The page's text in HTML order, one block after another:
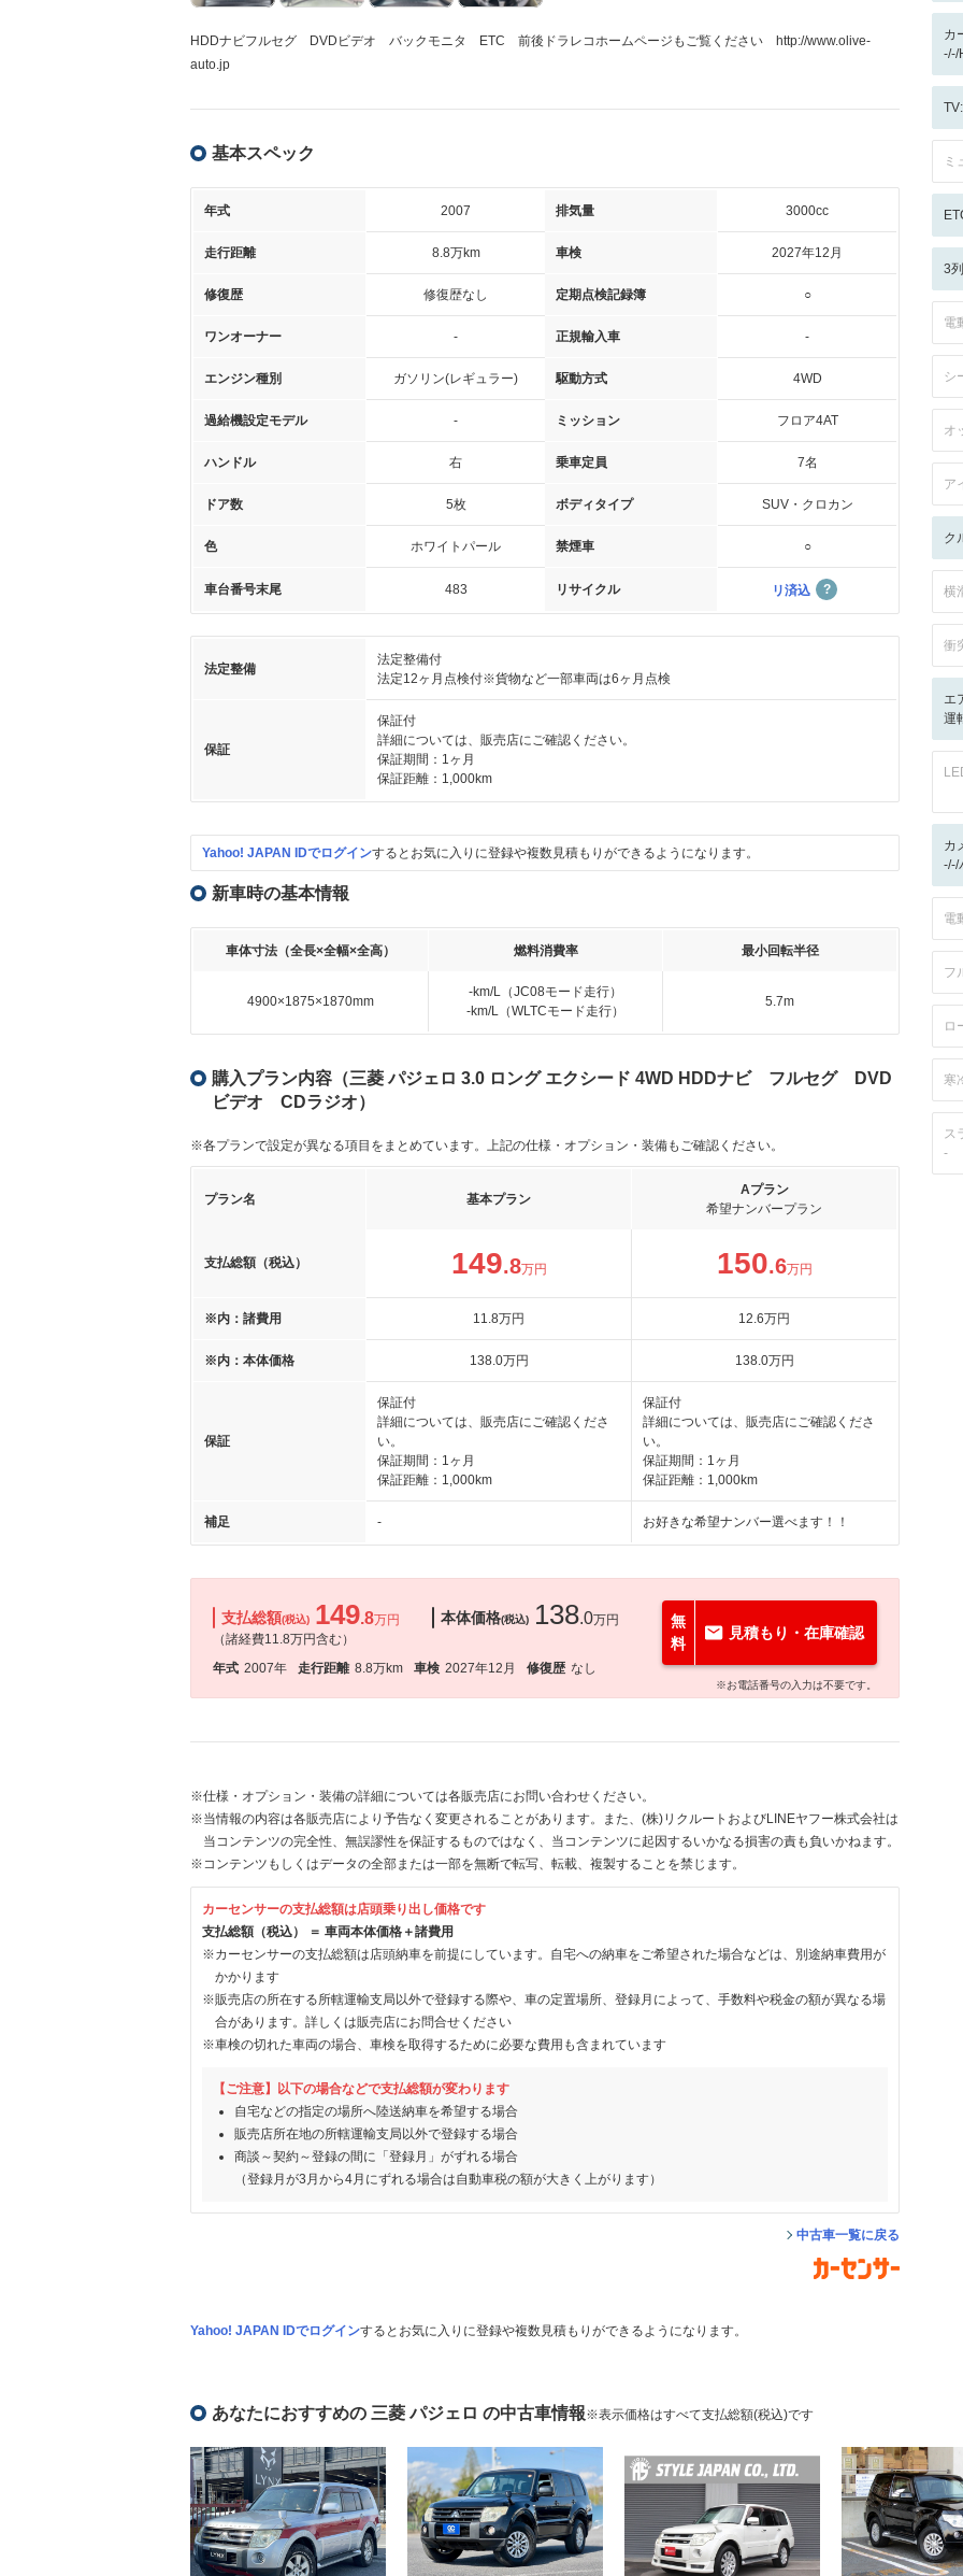
HDDナビフルセグ DVDビデオ バックモニタ ETC 前後ドラレコホームページもご覧ください http://www.olive-
auto.jp
基本スペック
年式 2007 排気量 3000cc
走行距離 8.8万km 車検 2027年12月
修復歴 修復歴なし 定期点検記録簿 ○
ワンオーナー - 正規輸入車 -
エンジン種別 ガソリン(レギュラー) 駆動方式 4WD
過給機設定モデル - ミッション フロア4AT
ハンドル 右 乗車定員 7名
ドア数 5枚 ボディタイプ SUV・クロカン
色 ホワイトパール 禁煙車 ○
車台番号末尾 483 リサイクル リ済込
法定整備
法定整備付
法定12ヶ月点検付※貨物など一部車両は6ヶ月点検
保証
保証付
詳細については、販売店にご確認ください。
保証期間：1ヶ月
保証距離：1,000km
Yahoo! JAPAN IDでログインするとお気に入りに登録や複数見積もりができるようになります。
新車時の基本情報
車体寸法（全長×全幅×全高） 燃料消費率 最小回転半径
4900×1875×1870mm
-km/L（JC08モード走行）
-km/L（WLTCモード走行）
5.7m
購入プラン内容（三菱 パジェロ 3.0 ロング エクシード 4WD HDDナビ フルセグ DVD
ビデオ CDラジオ）
※各プランで設定が異なる項目をまとめています。上記の仕様・オプション・装備もご確認ください。
プラン名 基本プラン
Aプラン
希望ナンバープラン
支払総額（税込） 149.8万円 150.6万円
※内：諸費用 11.8万円 12.6万円
※内：本体価格 138.0万円 138.0万円
保証
保証付
詳細については、販売店にご確認くださ
い。
保証期間：1ヶ月
保証距離：1,000km
保証付
詳細については、販売店にご確認くださ
い。
保証期間：1ヶ月
保証距離：1,000km
補足 - お好きな希望ナンバー選べます！！
支払総額(税込) 149.8万円
（諸経費11.8万円含む）
本体価格(税込) 138.0万円
年式 2007年 走行距離 8.8万km 車検 2027年12月 修復歴 なし
無
料
見積もり・在庫確認
※お電話番号の入力は不要です。
※仕様・オプション・装備の詳細については各販売店にお問い合わせください。
※当情報の内容は各販売店により予告なく変更されることがあります。また、(株)リクルートおよびLINEヤフー株式会社は
当コンテンツの完全性、無誤謬性を保証するものではなく、当コンテンツに起因するいかなる損害の責も負いかねます。
※コンテンツもしくはデータの全部または一部を無断で転写、転載、複製することを禁じます。
カーセンサーの支払総額は店頭乗り出し価格です
支払総額（税込） ＝ 車両本体価格＋諸費用
※カーセンサーの支払総額は店頭納車を前提にしています。自宅への納車をご希望された場合などは、別途納車費用が
かかります
※販売店の所在する所轄運輸支局以外で登録する際や、車の定置場所、登録月によって、手数料や税金の額が異なる場
合があります。詳しくは販売店にお問合せください
※車検の切れた車両の場合、車検を取得するために必要な費用も含まれています
【ご注意】以下の場合などで支払総額が変わります
自宅などの指定の場所へ陸送納車を希望する場合
販売店所在地の所轄運輸支局以外で登録する場合
商談～契約～登録の間に「登録月」がずれる場合
（登録月が3月から4月にずれる場合は自動車税の額が大きく上がります）
中古車一覧に戻る
Yahoo! JAPAN IDでログインするとお気に入りに登録や複数見積もりができるようになります。
カ
-/-/
ミ
3
電
シ
オ
ア
ク
横
衝
エ
運
カ
-/-/
電
フ
ロ
寒
ス
-
あなたにおすすめの 三菱 パジェロ の中古車情報※表示価格はすべて支払総額(税込)です